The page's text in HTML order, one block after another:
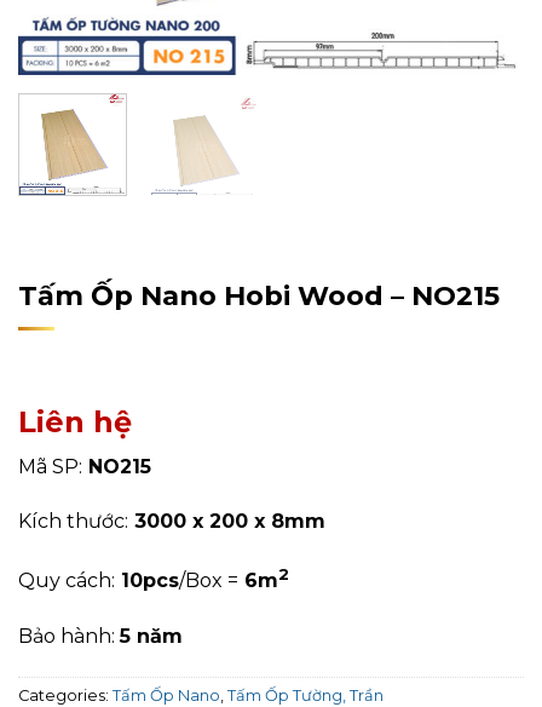
Tấm Ốp Nano Hobi Wood – NO215
Liên hệ
Mã SP: NO215
Kích thước: 3000 x 200 x 8mm
Quy cách: 10pcs/Box = 6m2
Bảo hành:5 năm
Categories: Tấm Ốp Nano, Tấm Ốp Tường, Trần